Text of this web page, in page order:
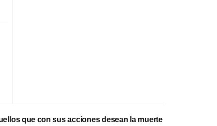
que con sus acciones desean la muerte